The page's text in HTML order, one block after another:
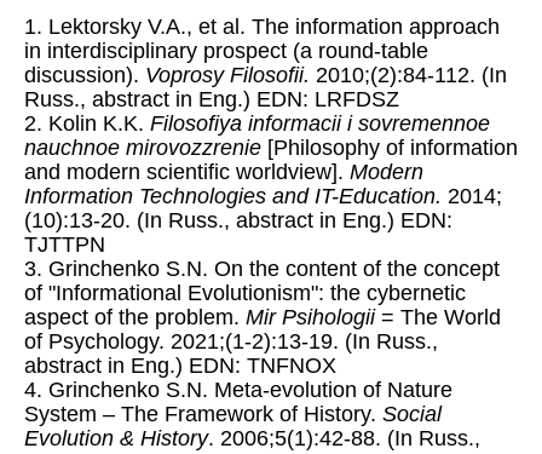
1. Lektorsky V.A., et al. The information approach
in interdisciplinary prospect (a round-table
discussion). Voprosy Filosofii. 2010;(2):84-112. (In
Russ., abstract in Eng.) EDN: LRFDSZ
2. Kolin K.K. Filosofiya informacii i sovremennoe
nauchnoe mirovozzrenie [Philosophy of information
and modern scientific worldview]. Modern
Information Technologies and IT-Education. 2014;
(10):13-20. (In Russ., abstract in Eng.) EDN:
TJTTPN
3. Grinchenko S.N. On the content of the concept
of "Informational Evolutionism": the cybernetic
aspect of the problem. Mir Psihologii = The World
of Psychology. 2021;(1-2):13-19. (In Russ.,
abstract in Eng.) EDN: TNFNOX
4. Grinchenko S.N. Meta-evolution of Nature
System – The Framework of History. Social
Evolution & History. 2006;5(1):42-88. (In Russ.,